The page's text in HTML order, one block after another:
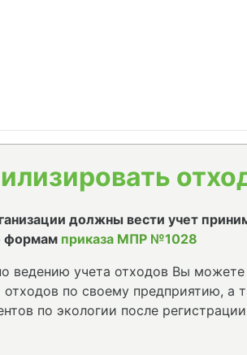
должны вести учет
формам приказа МПР №1028
ведению учета отходов Вы можете
по своему предприятию, а
по экологии после